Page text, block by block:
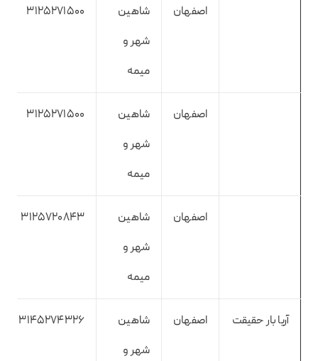
اصفهان
شاهین
شهر و
میمه
3125271500
اصفهان
شاهین
شهر و
میمه
3125271500
اصفهان
شاهین
شهر و
میمه
3125720843
آریا بار حقیقت اصفهان
شاهین
شهر و
3145274326